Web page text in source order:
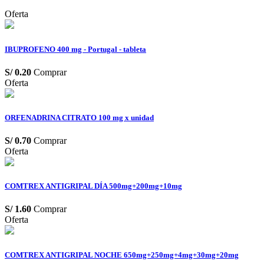
Oferta
IBUPROFENO 400 mg - Portugal - tableta
S/0.20 Comprar
Oferta
ORFENADRINA CITRATO 100 mg x unidad
S/0.70 Comprar
Oferta
COMTREX ANTIGRIPAL DÍA 500mg+200mg+10mg
S/ 1.60 Comprar
Oferta
COMTREX ANTIGRIPAL NOCHE 650mg+250mg+4mg+30mg+20mg